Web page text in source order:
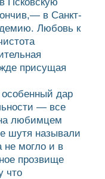
в Санкт-
Любовь к
присущая
особенный дар
— все
любимцем
шутя называли
не могло и в
прозвище
что